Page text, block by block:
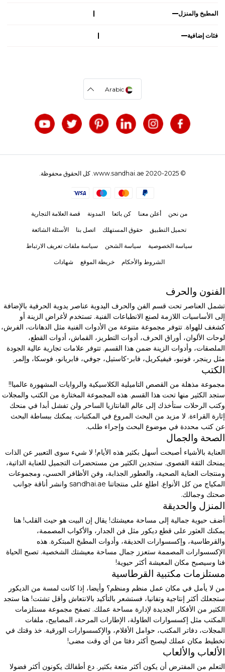
المطبخ والمنزل
فئات إضافية
Arabic
© 2020-2025 www.sandhai.ae. كل الحقوق محفوظة.
من نحن أعلن معنا كن بائعا المدونة قصة العلامة التجارية
تحميل التطبيق حقوق المستهلك اتصل بنا الأسئلة الشائعة
سياسة الخصوصية سياسة الشحن سياسة ملفات تعريف الارتباط
الشروط والأحكام خريطة الموقع شهادات
الفنون والحرف
تشمل العناصر تحت قسم الفن والحرف اليدوية عناصر يدوية الحرفية بالإضافة
إلى الأساسيات اللازمة لصنع الانطباعات الفنية. تستخدم لأغراض الزينة أو
كشغف للهواة. تتوفر مجموعة متنوعة من الأدوات الفنية مثل الدهانات، الفرش،
لوحات الألوان، أوراق الحرف، أدوات التطريز، القماش، أدوات القطع،
الملصقات، وأدوات الزينة ضمن هذا القسم. تتوفر علامات تجارية عالية الجودة
مثل رينجر، فونبو، فيفيكريل، فابر-كاستيل، جوفي، فابريانو، فوسكا، وإلمر.
الكتب
مجموعة مذهلة من القصص التاميلية الكلاسيكية والروايات المشهورة عالميا!!
ستجد الكثير منها تحت هذا القسم. هذه المجموعة المختارة من الكتب والمجلات
وكتب الرحلات ستأخذك إلى عالم الفانتازيا الساحر ولن تفشل أبدا في منحك
إثارة القراءة. لا مزيد من البحث المروع في المكتبات. يمكنك ببساطة البحث
عن كتب محددة في موضوع البحث وإجراء طلب.
الصحة والجمال
العناية بالأشياء أصبحت أسهل بكثير هذه الأيام! لا شيء سوى التعبير عن الذات
يمنحك الثقة القصوى. ستجدين الكثير من مستحضرات التجميل للعناية الذاتية،
ومنتجات العناية الصحية، والعطور الجذابة، وفن الأظافر الحسي، ومجموعات
المكياج من كل الأنواع. اطلع على منتجاتنا sandhai.ae وانشر أناقة جوانب
صحتك وجمالك.
المنزل والحديقة
أضف حيوية جمالية إلى مساحة معيشتك! يقال إن البيت هو حيث القلب! هنا
يمكنك العثور على قطع ديكور مثل فن الجدار، والأكواب المصممة،
والقرطاسية، وإكسسوارات الحديقة، وأدوات المطبخ المبتكرة. هذه
الإكسسوارات المصممة ستعزز جمال مساحة معيشتك الشخصية. تصبح الحياة
فنا وسيصبح مكان المعيشة أكثر حيوية!
مستلزمات مكتبية القرطاسية
من لا يأمل في مكان عمل منظم ومنظم؟ وأيضا، إذا كانت لمسة من الديكور
ستجعلك أكثر إنتاجية وتفانيا، فستشعر بالتأكيد بالانتعاش وأقل تشتت! هنا ستجد
الكثير من الأفكار الجديدة لإدارة مساحة عملك. تصفح مجموعة مستلزمات
المكتب مثل إكسسوارات الطاولة، الإطارات المرحة، المصابيح، ملفات
المجلات، دفاتر المكتب، حوامل الأقلام، والإكسسوارات الورقية. خذ وقتك في
تخطيط مكان عملك ليصبح أكثر دفئا من أي وقت مضى!
الألعاب والألعاب
التعلم من المفترض أن يكون أكثر متعة بكثير. دع أطفالك يكونون أكثر فضولا